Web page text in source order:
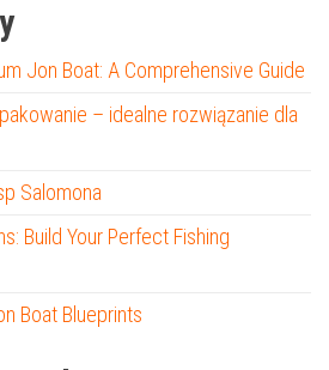
Jon Boat: A Comprehensive Guide
– idealne rozwiązanie dla
Salomona
Build Your Perfect Fishing
Boat Blueprints